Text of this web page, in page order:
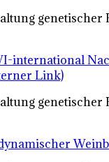
genetischer
international
Link)
genetischer